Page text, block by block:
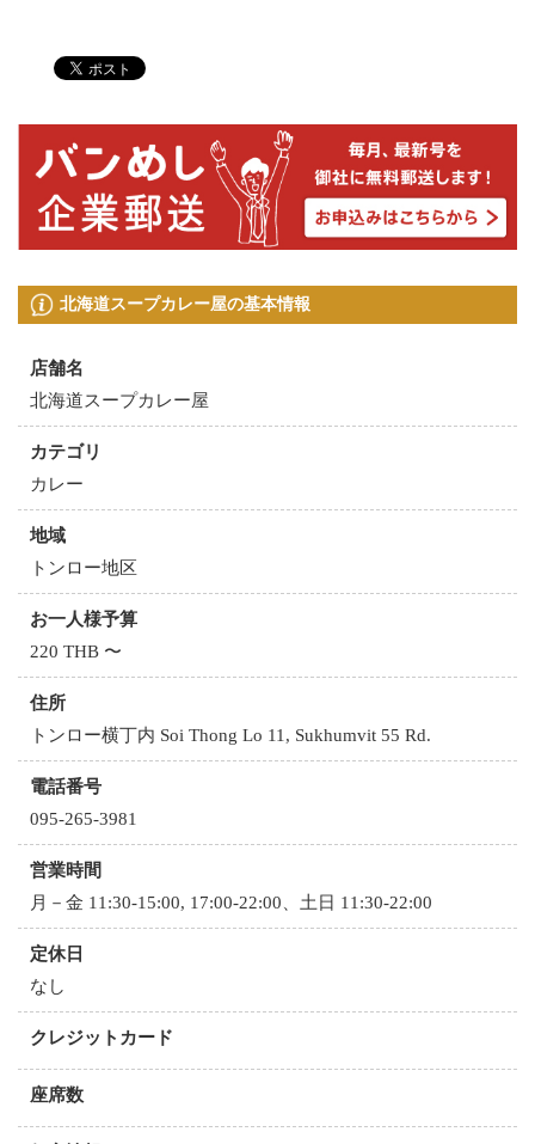
北海道スープカレー屋の基本情報
店舗名
北海道スープカレー屋
カテゴリ
カレー
地域
トンロー地区
お一人様予算
220 THB 〜
住所
トンロー横丁内 Soi Thong Lo 11, Sukhumvit 55 Rd.
電話番号
095-265-3981
営業時間
月－金 11:30-15:00, 17:00-22:00、土日 11:30-22:00
定休日
なし
クレジットカード
座席数